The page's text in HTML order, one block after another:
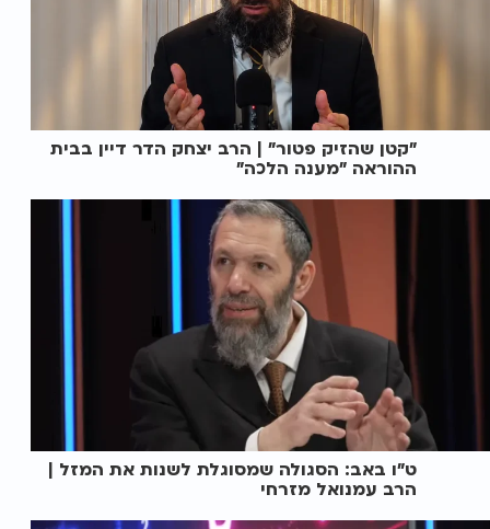
"קטן שהזיק פטור" | הרב יצחק הדר דיין בבית
ההוראה "מענה הלכה"
ט"ו באב: הסגולה שמסוגלת לשנות את המזל |
הרב עמנואל מזרחי